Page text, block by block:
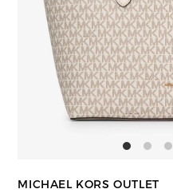
MICHAEL KORS OUTLET